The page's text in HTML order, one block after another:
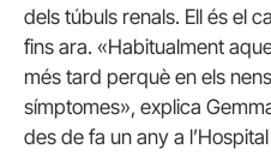
dels túbuls renals. Ell és el
fins ara. «Habitualment
més tard perquè en els
símptomes», explica
des de fa un any a